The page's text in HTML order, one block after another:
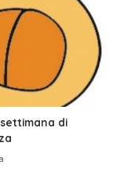
di